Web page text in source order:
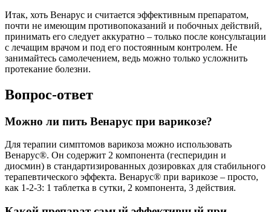
Итак, хоть Венарус и считается эффективным препаратом,
почти не имеющим противопоказаний и побочных действий,
принимать его следует аккуратно – только после консультации
с лечащим врачом и под его постоянным контролем. Не
занимайтесь самолечением, ведь можно только усложнить
протекание болезни.
Вопрос-ответ
Можно ли пить Венарус при варикозе?
Для терапии симптомов варикоза можно использовать
Венарус®. Он содержит 2 компонента (гесперидин и
диосмин) в стандартизированных дозировках для стабильного
терапевтического эффекта. Венарус® при варикозе – просто,
как 1-2-3: 1 таблетка в сутки, 2 компонента, 3 действия.